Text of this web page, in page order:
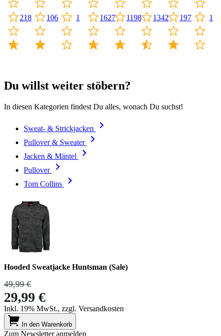
218 106 1 1627 1198 1342 197 1
Du willst weiter stöbern?
In diesen Kategorien findest Du alles, wonach Du suchst!
Sweat- & Strickjacken
Pullover & Sweater
Jacken & Mäntel
Pullover
Tom Collins
Hooded Sweatjacke Huntsman (Sale)
49,99 €
29,99 €
Inkl. 19% MwSt., zzgl. Versandkosten
In den Warenkorb
Zum Newsletter anmelden